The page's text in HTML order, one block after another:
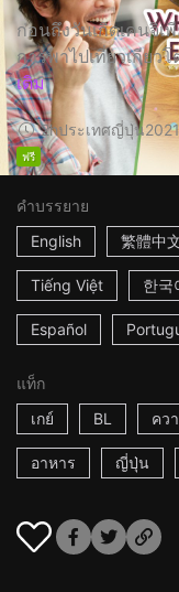
ก่อนถึงวันเกิดเคนจิ
การพาไปเที่ยวเกียว
เติม
2hประเทศญี่ปุ่น2021
ฟรี
คำบรรยาย
English
繁體中
Tiếng Việt 한국
Español
แท็ก
เกย์
BL คว
อาหาร ญี่ปุ่น